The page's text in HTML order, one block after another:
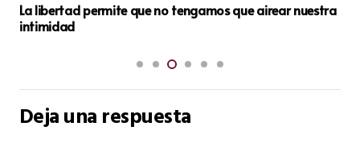
La libertad permite que no tengamos que airear nuestra
intimidad
Deja una respuesta